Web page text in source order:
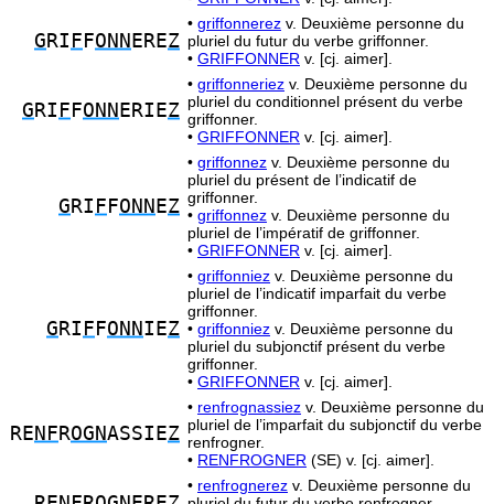
G RI F FONN EREZ
• griffonnerez v. Deuxième personne du
pluriel du futur du verbe griffonner.
• GRIFFONNER v. [cj. aimer].
G RI F FONN ERIEZ
• griffonneriez v. Deuxième personne du
pluriel du conditionnel présent du verbe
griffonner.
• GRIFFONNER v. [cj. aimer].
G RI F FONN EZ
• griffonnez v. Deuxième personne du
pluriel du présent de l’indicatif de
griffonner.
• griffonnez v. Deuxième personne du
pluriel de l’impératif de griffonner.
• GRIFFONNER v. [cj. aimer].
G RI F FONN IEZ
• griffonniez v. Deuxième personne du
pluriel de l’indicatif imparfait du verbe
griffonner.
• griffonniez v. Deuxième personne du
pluriel du subjonctif présent du verbe
griffonner.
• GRIFFONNER v. [cj. aimer].
RE NF ROGNASSIEZ
• renfrognassiez v. Deuxième personne du
pluriel de l’imparfait du subjonctif du verbe
renfrogner.
• RENFROGNER (SE) v. [cj. aimer].
• renfrognerez v. Deuxième personne du